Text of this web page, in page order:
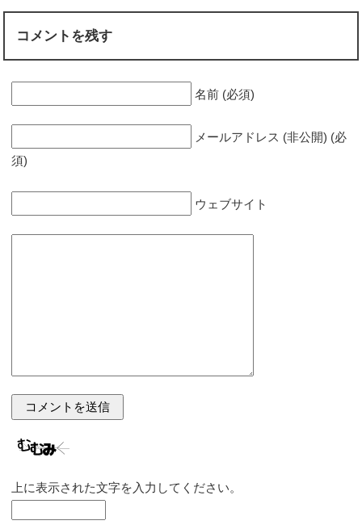
コメントを残す
名前 (必須)
メールアドレス (非公開) (必
須)
ウェブサイト
上に表示された文字を入力してください。